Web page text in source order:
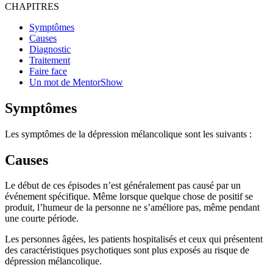
CHAPITRES
Symptômes
Causes
Diagnostic
Traitement
Faire face
Un mot de MentorShow
Symptômes
Les symptômes de la dépression mélancolique sont les suivants :
Causes
Le début de ces épisodes n’est généralement pas causé par un
événement spécifique. Même lorsque quelque chose de positif se
produit, l’humeur de la personne ne s’améliore pas, même pendant
une courte période.
Les personnes âgées, les patients hospitalisés et ceux qui présentent
des caractéristiques psychotiques sont plus exposés au risque de
dépression mélancolique.